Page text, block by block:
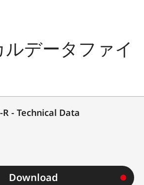
データファイ
- Technical Data
Download